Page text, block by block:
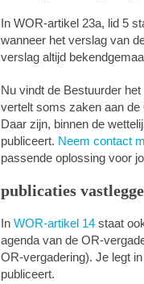
In WOR-artikel 23a, lid 5
wanneer het verslag van
verslag altijd
Nu vindt de Bestuurder
vertelt soms zaken aan de
Daar zijn, binnen de
publiceert. Neem contact
passende oplossing voor
publicaties
In WOR-artikel 14 staat
agenda van de OR-
OR-vergadering). Je legt
publiceert.